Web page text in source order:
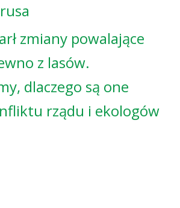
zmiany powalające
z lasów.
dlaczego są one
rządu i ekologów